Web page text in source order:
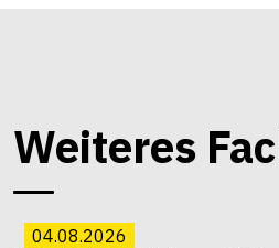
Weiteres
04.08.2026